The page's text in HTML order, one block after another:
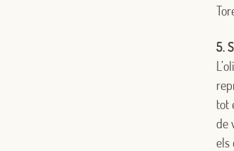
5.
tot
de
els